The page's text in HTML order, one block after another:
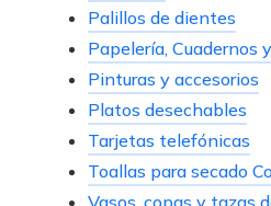
Palillos de dientes
Papelería, Cuadernos
Pinturas y accesorios
Platos desechables
Tarjetas telefónicas
Toallas para secado